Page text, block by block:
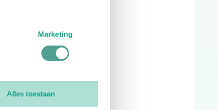
Marketing
Alles toestaan